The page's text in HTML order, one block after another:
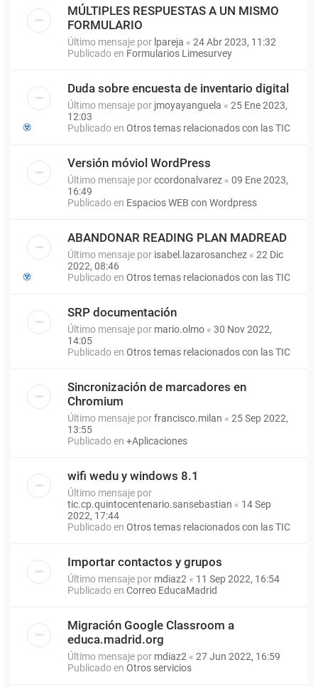
MÚLTIPLES RESPUESTAS A UN MISMO
FORMULARIO
Último mensaje por lpareja « 24 Abr 2023, 11:32
Publicado en Formularios Limesurvey
Duda sobre encuesta de inventario digital
Último mensaje por jmoyayanguela « 25 Ene 2023,
12:03
Publicado en Otros temas relacionados con las TIC
Versión móviol WordPress
Último mensaje porccordonalvarez « 09 Ene 2023,
16:49
Publicado en Espacios WEB con Wordpress
ABANDONAR READING PLAN MADREAD
Último mensaje por isabel.lazarosanchez « 22 Dic
2022, 08:46
Publicado en Otros temas relacionados con las TIC
SRP documentación
Último mensaje por mario.olmo « 30 Nov 2022,
14:05
Publicado en Otros temas relacionados con las TIC
Sincronización de marcadores en
Chromium
Último mensaje porfrancisco.milan « 25 Sep 2022,
13:55
Publicado en +Aplicaciones
wifi wedu y windows 8.1
Último mensaje por
tic.cp.quintocentenario.sansebastian « 14 Sep
2022, 17:44
Publicado en Otros temas relacionados con las TIC
Importar contactos y grupos
Último mensaje por mdiaz2 « 11 Sep 2022, 16:54
Publicado en Correo EducaMadrid
Migración Google Classroom a
educa.madrid.org
Último mensaje por mdiaz2 « 27 Jun 2022, 16:59
Publicado en Otros servicios